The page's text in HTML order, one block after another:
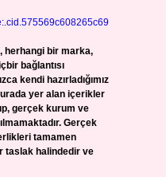
herhangi bir marka,
bağlantısı
kendi hazırladığımız
yer alan içerikler
gerçek kurum ve
Gerçek
tamamen
taslak halindedir ve